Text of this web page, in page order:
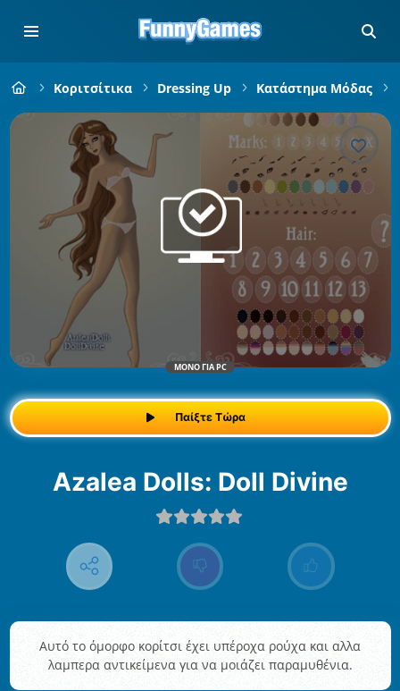
Κοριτσίτικα Dressing Up Κατάστημα Μόδας
ΜΌΝΟ ΓΙΑ PC
Παίξτε Τώρα
Azalea Dolls: Doll Divine
Αυτό το όμορφο κορίτσι έχει υπέροχα ρούχα και αλλα
λαμπερα αντικείμενα για να μοιάζει παραμυθένια.